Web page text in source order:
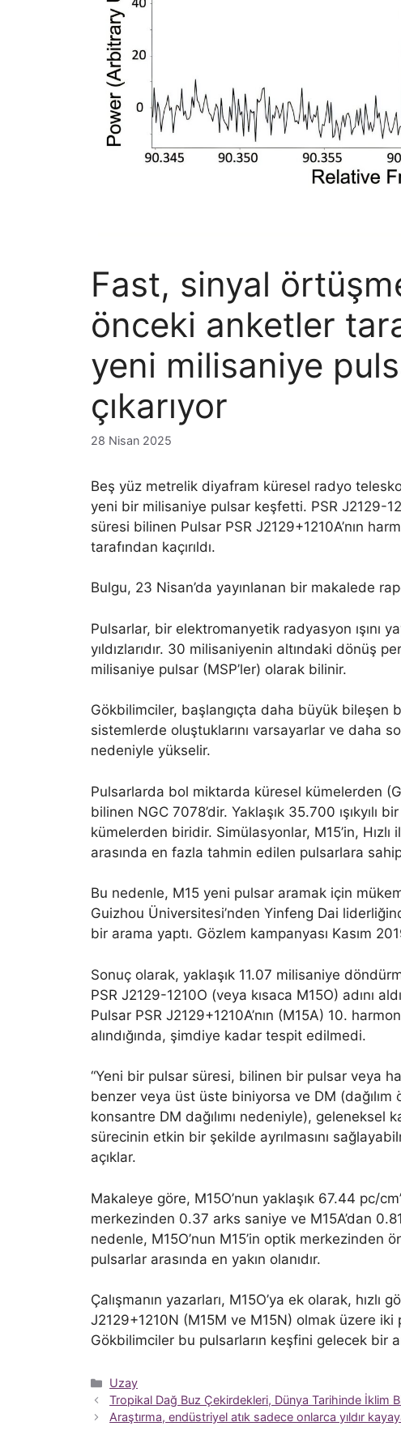
Fast, sinyal
önceki anketler
yeni milisaniye
çıkarıyor
28 Nisan 2025
Beş yüz metrelik diyafram küresel radyo
yeni bir milisaniye pulsar keşfetti. PSR J2129-
süresi bilinen Pulsar PSR J2129+1210A’nın
tarafından kaçırıldı.
Bulgu, 23 Nisan’da yayınlanan bir makalede
Pulsarlar, bir elektromanyetik radyasyon ışını
yıldızlarıdır. 30 milisaniyenin altındaki dönüş
milisaniye pulsar (MSP’ler) olarak bilinir.
Gökbilimciler, başlangıçta daha büyük bileşen
sistemlerde oluştuklarını varsayarlar ve daha
nedeniyle yükselir.
Pulsarlarda bol miktarda küresel kümelerden
bilinen NGC 7078’dir. Yaklaşık 35.700 ışıkyılı
kümelerden biridir. Simülasyonlar, M15’in,
arasında en fazla tahmin edilen pulsarlara
Bu nedenle, M15 yeni pulsar aramak için
Guizhou Üniversitesi’nden Yinfeng Dai
bir arama yaptı. Gözlem kampanyası Kasım
Sonuç olarak, yaklaşık 11.07 milisaniye
PSR J2129-1210O (veya kısaca M15O) adını
Pulsar PSR J2129+1210A’nın (M15A) 10.
alındığında, şimdiye kadar tespit edilmedi.
“Yeni bir pulsar süresi, bilinen bir pulsar veya
benzer veya üst üste biniyorsa ve DM
konsantre DM dağılımı nedeniyle), geleneksel
sürecinin etkin bir şekilde ayrılmasını
açıklar.
Makaleye göre, M15O’nun yaklaşık 67.44 pc/
merkezinden 0.37 arks saniye ve M15A’dan
nedenle, M15O’nun M15’in optik
pulsarlar arasında en yakın olanıdır.
Çalışmanın yazarları, M15O’ya ek olarak,
J2129+1210N (M15M ve M15N) olmak üzere iki
Gökbilimciler bu pulsarların keşfini gelecek bir
Kategoriler
Uzay
Tropikal Dağ Buz Çekirdekleri, Dünya Tarihinde İklim
Araştırma, endüstriyel atık sadece onlarca yıldır